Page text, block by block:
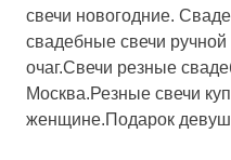
свечи новогодние.
свадебные свечи
очаг.Свечи резные
Москва.Резные свечи
женщине.Подарок